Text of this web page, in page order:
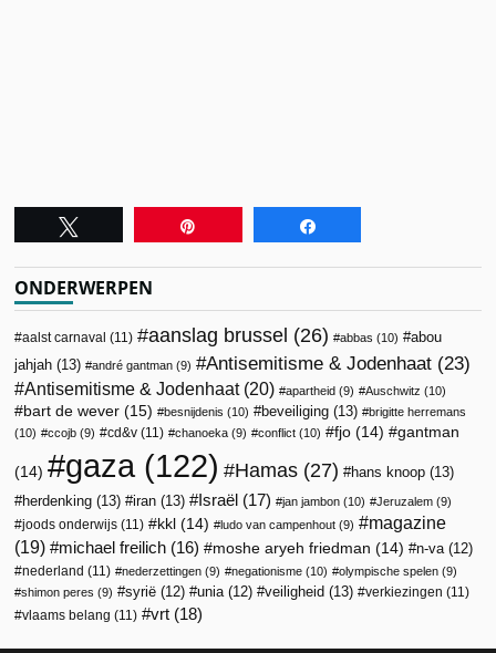
ONDERWERPEN
aalst carnaval (11) aanslag brussel (26) abbas (10)
abou
jahjah (13) andré gantman (9) Antisemitisme & Jodenhaat (23)
Antisemitisme & Jodenhaat(20) apartheid (9) Auschwitz (10)
bart de wever (15) besnijdenis (10) beveiliging (13)
brigitte herremans
(10)
ccojb (9) cd&v (11) chanoeka (9) conflict (10) fjo (14) gantman
(14) gaza (122) Hamas (27) hans knoop (13)
herdenking (13) iran (13) Israël (17) jan jambon (10) Jeruzalem (9)
joods onderwijs (11) kkl (14) ludo van campenhout (9)
magazine
(19)
michael freilich (16) moshe aryeh friedman (14) n-va (12)
nederland (11) nederzettingen (9) negationisme (10) olympische spelen (9)
shimon peres (9) syrië (12) unia (12) veiligheid (13) verkiezingen (11)
vlaams belang (11) vrt (18)